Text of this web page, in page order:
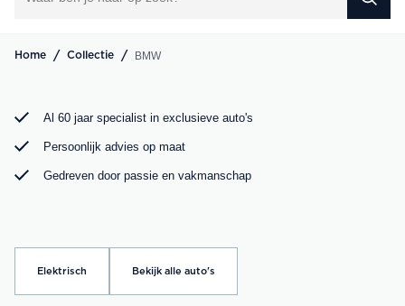
Home / Collectie / BMW
Al 60 jaar specialist in exclusieve auto's
Persoonlijk advies op maat
Gedreven door passie en vakmanschap
Elektrisch Bekijk alle auto's